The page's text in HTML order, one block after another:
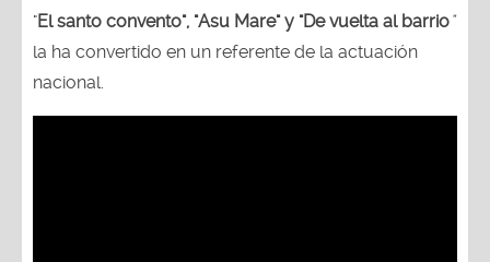
"El santo convento", "Asu Mare" y "De vuelta al barrio"
la ha convertido en un referente de la actuación
nacional.